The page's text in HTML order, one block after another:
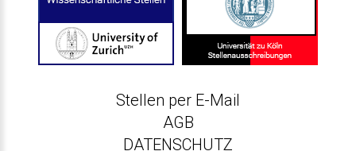
Stellen per E-Mail
AGB
DATENSCHUTZ